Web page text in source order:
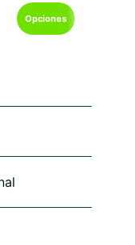
Opciones
Este
producto
opciones
elegir
página